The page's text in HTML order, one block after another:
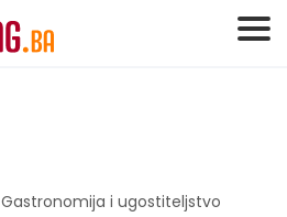
Gastronomija i ugostiteljstvo